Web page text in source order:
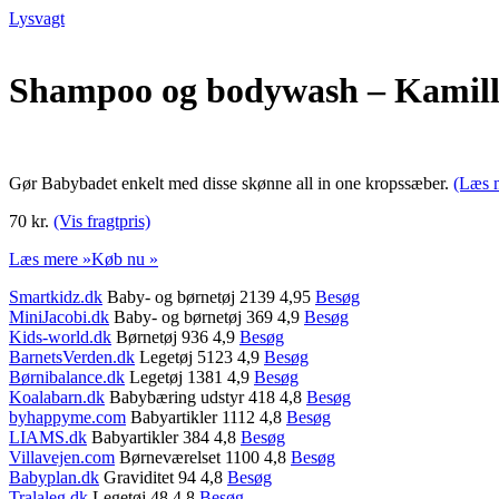
Lysvagt
Shampoo og bodywash –
Gør Babybadet enkelt med disse skønne all in one kropssæber. (Læs
70 kr. (Vis fragtpris)
Læs mere »Køb nu »
Smartkidz.dk Baby- og børnetøj 2139 4,95 Besøg
MiniJacobi.dk Baby- og børnetøj 369 4,9 Besøg
Kids-world.dk Børnetøj 936 4,9 Besøg
BarnetsVerden.dk Legetøj 5123 4,9 Besøg
Børnibalance.dk Legetøj 1381 4,9 Besøg
Koalabarn.dk Babybæring udstyr 418 4,8 Besøg
byhappyme.com Babyartikler 1112 4,8 Besøg
LIAMS.dk Babyartikler 384 4,8 Besøg
Villavejen.com Børneværelset 1100 4,8 Besøg
Babyplan.dk Graviditet 94 4,8 Besøg